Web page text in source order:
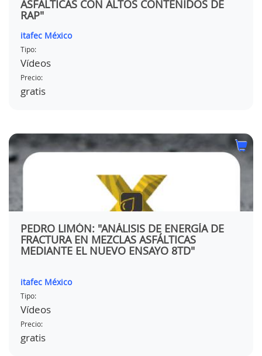
ASFÁLTICAS CON ALTOS CONTENIDOS DE
RAP"
itafec México
Tipo:
Vídeos
Precio:
gratis
PEDRO LIMÓN: "ANÁLISIS DE ENERGÍA DE
FRACTURA EN MEZCLAS ASFÁLTICAS
MEDIANTE EL NUEVO ENSAYO 8TD"
itafec México
Tipo:
Vídeos
Precio:
gratis